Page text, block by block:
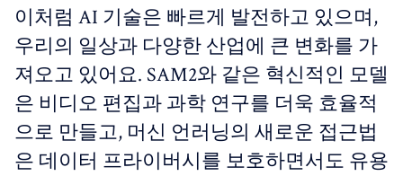
이처럼 AI 기술은 빠르게 발전하고 있으며,
우리의 일상과 다양한 산업에 큰 변화를 가
져오고 있어요. SAM2와 같은 혁신적인 모델
은 비디오 편집과 과학 연구를 더욱 효율적
으로 만들고, 머신 언러닝의 새로운 접근법
은 데이터 프라이버시를 보호하면서도 유용